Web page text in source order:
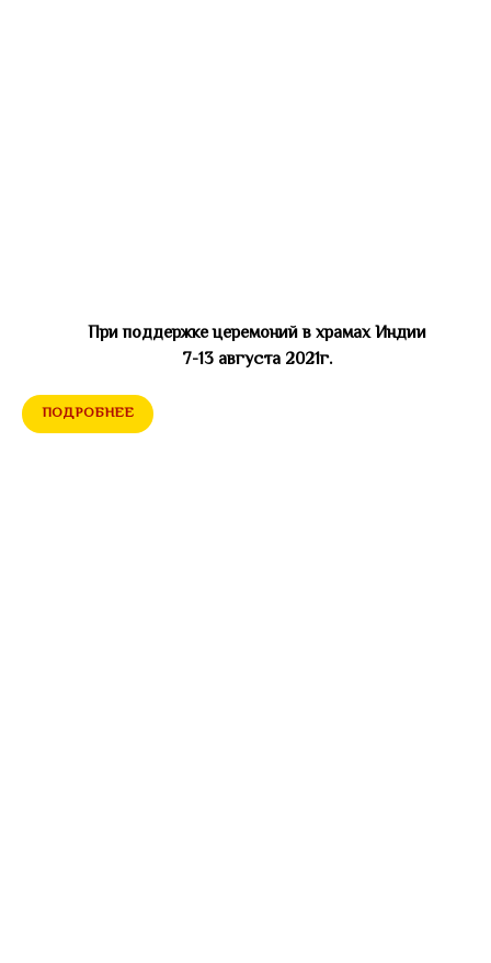
При поддержке церемоний в храмах Индии
7-13 августа 2021г.
ПОДРОБНЕЕ